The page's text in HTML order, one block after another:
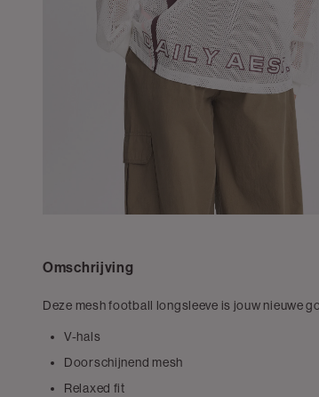
Omschrijving
Deze mesh football longsleeve is jouw nieuwe
V-hals
Doorschijnend mesh
Relaxed fit